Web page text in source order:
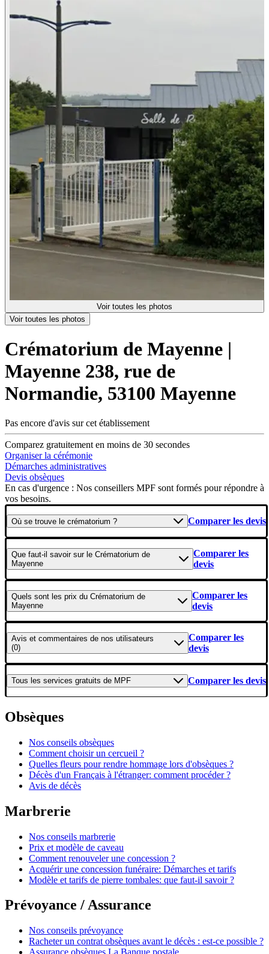
Voir toutes les photos
Voir toutes les photos
Crématorium de Mayenne |
Mayenne 238, rue de
Normandie, 53100 Mayenne
Pas encore d'avis sur cet établissement
Comparez gratuitement en moins de 30 secondes
Organiser la cérémonie
Démarches administratives
Devis obsèques
En cas d'urgence : Nos conseillers MPF sont formés pour répondre à
vos besoins.
Où se trouve le crématorium ? Comparer les devis
Que faut-il savoirsur le Crématorium de
Mayenne
Comparer les
devis
Quels sont les prix du Crématorium de
Mayenne
Comparer les
devis
Avis et commentaires de nos utilisateurs
(0)
Comparer les
devis
Tous les services gratuits de MPF Comparer les devis
Obsèques
Nos conseils obsèques
Comment choisir un cercueil ?
Quelles fleurs pour rendre hommage lors d'obsèques ?
Décès d'un Français à l'étranger: comment procéder ?
Avis de décès
Marbrerie
Nos conseils marbrerie
Prix et modèle de caveau
Comment renouveler une concession ?
Acquérir une concession funéraire: Démarches et tarifs
Modèle et tarifs de pierre tombales: que faut-il savoir ?
Prévoyance / Assurance
Nos conseils prévoyance
Racheter un contrat obsèques avant le décès : est-ce possible ?